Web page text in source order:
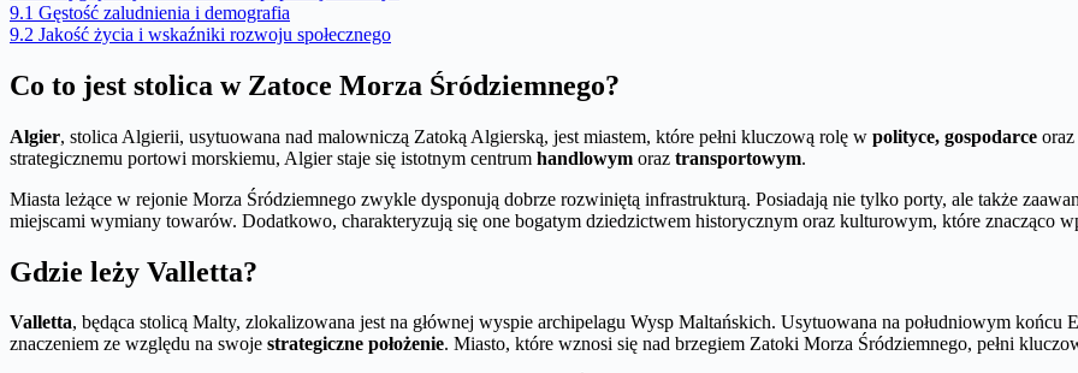
9.1 Gęstość zaludnienia i demografia
9.2 Jakość życia i wskaźniki rozwoju społecznego
Co to jest stolica w Zatoce Morza Śródziemnego?
Algier, stolica Algierii, usytuowana nad malowniczą Zatoką Algierską, jest miastem, które pełni kluczową rolę w polityce, gospodarce oraz
strategicznemu portowi morskiemu, Algier staje się istotnym centrum handlowym oraz transportowym.
Miasta leżące w rejonie Morza Śródziemnego zwykle dysponują dobrze rozwiniętą infrastrukturą. Posiadają nie tylko porty, ale także
miejscami wymiany towarów. Dodatkowo, charakteryzują się one bogatym dziedzictwem historycznym oraz kulturowym, które znacząco
Gdzie leży Valletta?
Valletta, będąca stolicą Malty, zlokalizowana jest na głównej wyspie archipelagu Wysp Maltańskich. Usytuowana na południowym końcu
znaczeniem ze względu na swoje strategiczne położenie. Miasto, które wznosi się nad brzegiem Zatoki Morza Śródziemnego, pełni